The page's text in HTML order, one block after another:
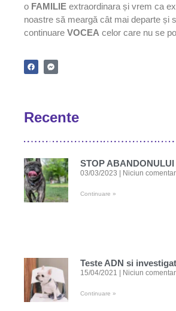
o FAMILIE extraordinara și vrem ca
noastre să meargă cât mai departe și
continuare VOCEA celor care nu se
Recente
STOP ABANDONULUI
03/03/2023 Niciun
Continuare »
Teste ADN si
15/04/2021 Niciun
Continuare »